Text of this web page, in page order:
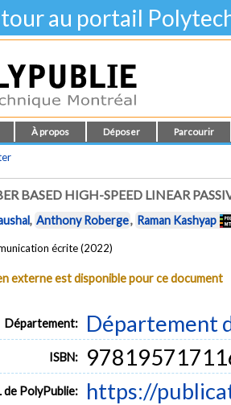
au portail
À propos Déposer Parcourir
BASED HIGH-SPEED LINEAR
, Anthony Roberge, Raman Kashyap
écrite (2022)
externe est disponible pour ce document
Département: Département
ISBN:
de PolyPublie: https://